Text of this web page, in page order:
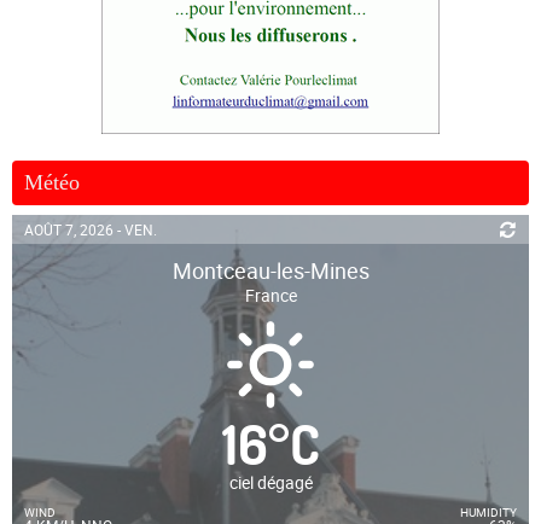
Météo
AOÛT 7, 2026 - VEN.
Montceau-les-Mines
France
16°C
ciel dégagé
WIND HUMIDITY